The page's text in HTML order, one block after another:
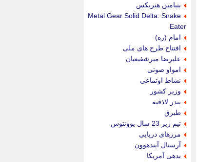
بنیامین هنریکس
Metal Gear Solid Delta: Snake
Eater
امام (ره)
افتتاح طرح های ملی
علیرضا میرشفیعیان
امواو صوتی
نشاط اوتماعی
وزیر کشور
بندر لاذقیه
طبرق
تیم زیر 23 سال یوونتوس
مرزهای دریایی
آرسنال آیندهوون
بدهی آمریکا